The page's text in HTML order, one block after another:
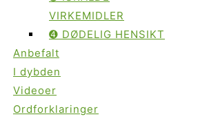
VIRKEMIDLER
➍ DØDELIG HENSIKT
Anbefalt
I dybden
Videoer
Ordforklaringer